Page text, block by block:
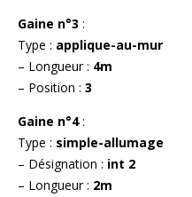
Gaine n°3 :
Type : applique-au-mur
– Longueur : 4m
– Position : 3
Gaine n°4:
Type : simple-allumage
– Désignation : int 2
– Longueur : 2m